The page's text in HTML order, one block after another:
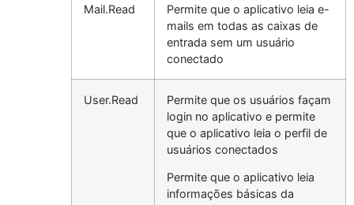
Mail.Read
Permite que o aplicativo leia e-
mails em todas as caixas de
entrada sem um usuário
conectado
User.Read
Permite que os usuários façam
login no aplicativo e permite
que o aplicativo leia o perfil de
usuários conectados
Permite que o aplicativo leia
informações básicas da